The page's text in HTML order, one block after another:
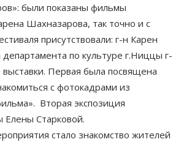
были показаны фильмы
Шахназарова, так точно и с
присутствовали: г-н Карен
по культуре г.Ниццы г-
Первая была посвящена
с фотокадрами из
Вторая экспозиция
Елены Старковой.
стало знакомство жителей